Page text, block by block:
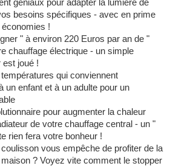
géniaux pour adapter la lumière de
besoins spécifiques - avec en prime
!
" à environ 220 Euros par an de "
chauffage électrique - un simple
est joué !
qui conviennent
un enfant et à un adulte pour un
pour augmenter la chaleur
de votre chauffage central - un "
rien fera votre bonheur !
vous empêche de profiter de la
? Voyez vite comment le stopper